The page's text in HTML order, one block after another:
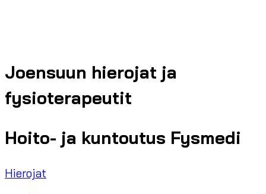
Joensuun hierojat ja
fysioterapeutit
Hoito- ja kuntoutus Fysmedi
Hierojat